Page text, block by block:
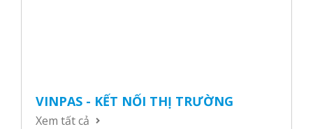
VINPAS - KẾT NỐI THỊ TRƯỜNG
Xem tất cả